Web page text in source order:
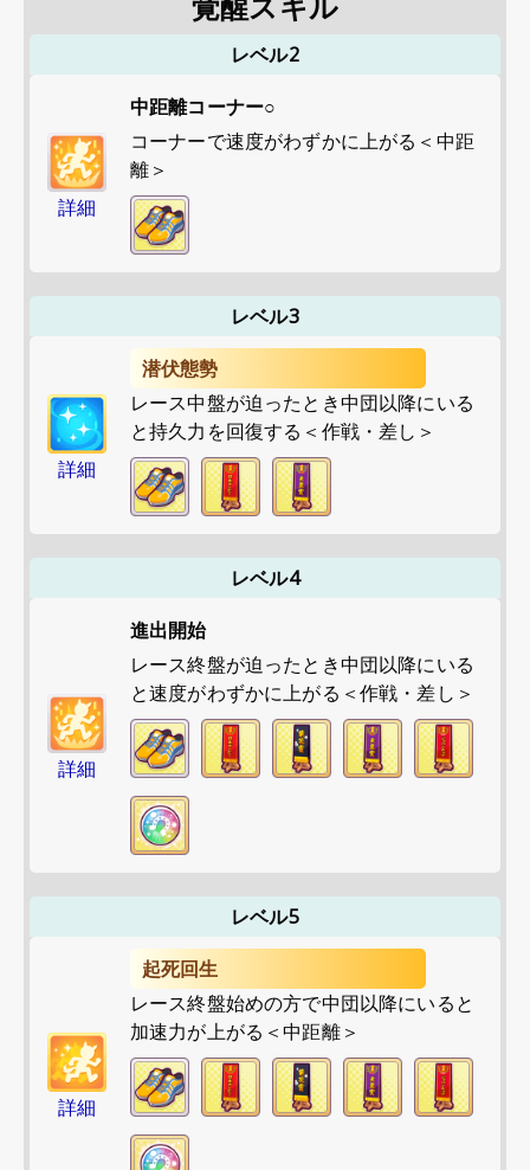
レベル2
詳細
中距離コーナー○
コーナーで速度がわずかに上がる＜中距
離＞
レベル3
詳細
潜伏態勢
レース中盤が迫ったとき中団以降にいる
と持久力を回復する＜作戦・差し＞
レベル4
詳細
進出開始
レース終盤が迫ったとき中団以降にいる
と速度がわずかに上がる＜作戦・差し＞
レベル5
詳細
起死回生
レース終盤始めの方で中団以降にいると
加速力が上がる＜中距離＞